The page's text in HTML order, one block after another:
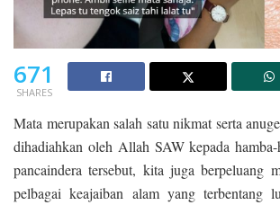
671
SHARES
Mata merupakan salah satu nikmat serta
dihadiahkan oleh Allah SAW kepada
pancaindera tersebut, kita juga berpeluang
pelbagai keajaiban alam yang terbentang